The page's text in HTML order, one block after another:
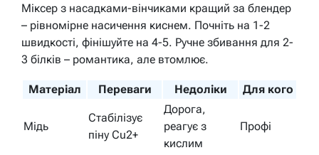
Міксер з насадками-вінчиками кращий за блендер
– рівномірне насичення киснем. Почніть на 1-2
швидкості, фінішуйте на 4-5. Ручне збивання для 2-
3 білків – романтика, але втомлює.
Матеріал Переваги Недоліки Для кого
Мідь
Стабілізує
піну Cu2+
Дорога,
реагує з
кислим
Профі